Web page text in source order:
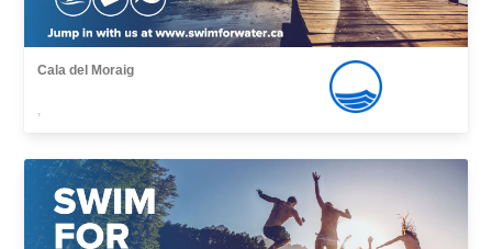
Cala del Moraig
,